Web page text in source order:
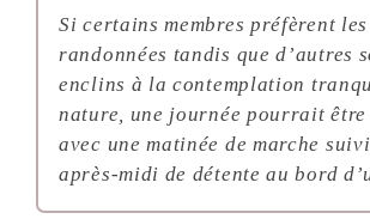
Si certains membres préfèrent les
randonnées tandis que d’autres
enclins à la contemplation
nature, une journée pourrait être
avec une matinée de marche
après-midi de détente au bord